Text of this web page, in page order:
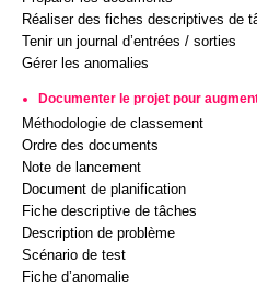
Réaliser des fiches descriptives de
Tenir un journal d’entrées / sorties
Gérer les anomalies
Documenter le projet pour
Méthodologie de classement
Ordre des documents
Note de lancement
Document de planification
Fiche descriptive de tâches
Description de problème
Scénario de test
Fiche d’anomalie